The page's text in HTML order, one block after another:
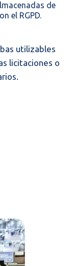
de
el RGPD.
utilizables
licitaciones o